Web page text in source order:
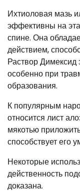
Ихтиоловая мазь
эффективны на
спине. Она
действием,
Раствор Димексид
особенно при
образования.
К популярным
относится лист
мякотью
способствует его
Некоторые
действенность
доказана.